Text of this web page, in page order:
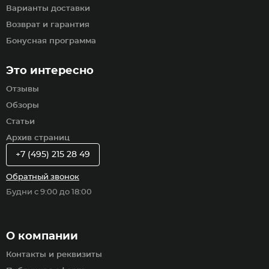
Варианты доставки
Возврат и гарантия
Бонусная программа
Это интересно
Отзывы
Обзоры
Статьи
Архив страниц
О компании
Контакты и реквизиты
+7 (495) 215 28 49
Обратный звонок
Будни с 9:00 до 18:00